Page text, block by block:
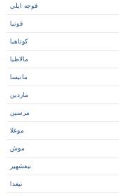
قوجه ايلي
قونيا
كوتاهيا
مالاطيا
مانيسا
ماردين
مرسين
موغلا
موش
نيفشهير
نيغدا